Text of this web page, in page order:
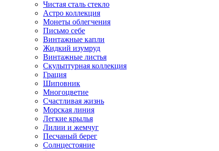
Чистая сталь стекло
Астро коллекция
Монеты облегчения
Письмо себе
Винтажные капли
Жидкий изумруд
Винтажные листья
Скульптурная коллекция
Грация
Шиповник
Многоцветие
Счастливая жизнь
Морская линия
Легкие крылья
Лилии и жемчуг
Песчаный берег
Солнцестояние